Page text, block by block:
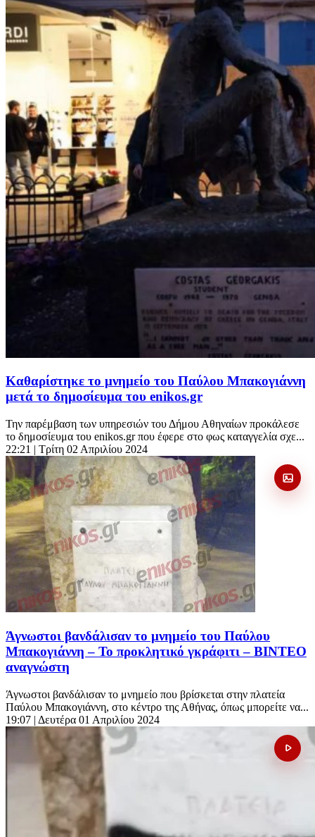
Καθαρίστηκε το μνημείο του Παύλου Μπακογιάννη
μετά το δημοσίευμα του enikos.gr
Την παρέμβαση των υπηρεσιών του Δήμου Αθηναίων προκάλεσε
το δημοσίευμα του enikos.gr που έφερε στο φως καταγγελία σχε...
22:21 | Τρίτη 02 Απριλίου 2024
Άγνωστοι βανδάλισαν το μνημείο του Παύλου
Μπακογιάννη – Το προκλητικό γκράφιτι – ΒΙΝΤΕΟ
αναγνώστη
Άγνωστοι βανδάλισαν το μνημείο που βρίσκεται στην πλατεία
Παύλου Μπακογιάννη, στο κέντρο της Αθήνας, όπως μπορείτε να...
19:07 | Δευτέρα 01 Απριλίου 2024